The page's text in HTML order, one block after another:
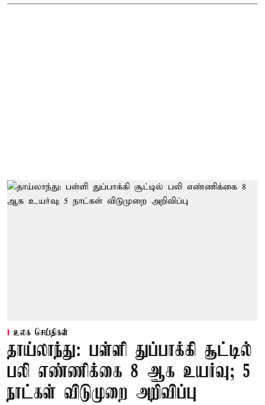
உலக செய்திகள்
தாய்லாந்து: பள்ளி துப்பாக்கி சூட்டில்
பலி எண்ணிக்கை 8 ஆக உயர்வு; 5
நாட்கள் விடுமுறை அறிவிப்பு